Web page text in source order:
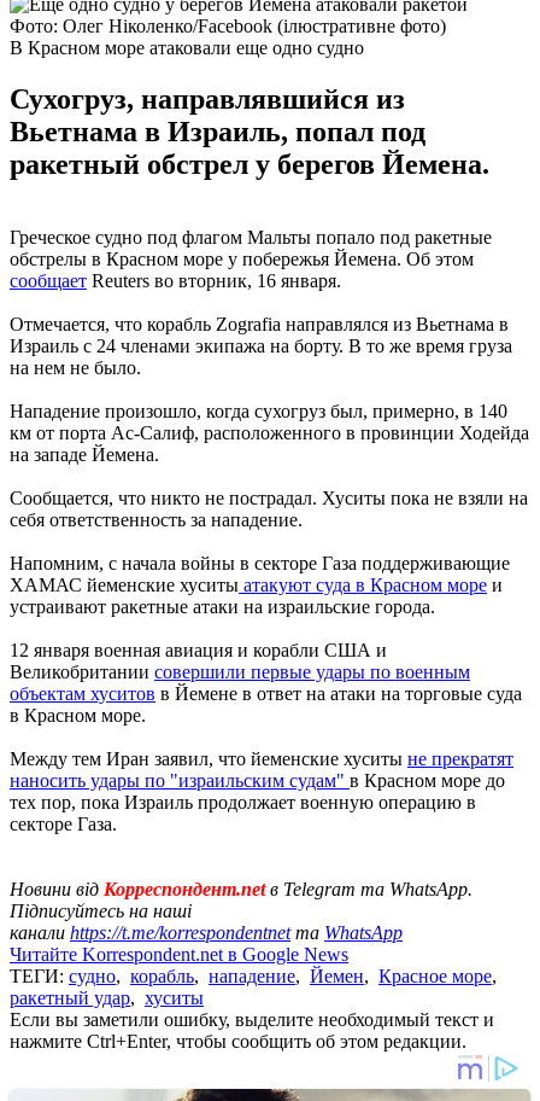
Фото: Олег Ніколенко/Facebook (ілюстративне фото)
В Красном море атаковали еще одно судно
Сухогруз, направлявшийся из
Вьетнама в Израиль, попал под
ракетный обстрел у берегов Йемена.
Греческое судно под флагом Мальты попало под ракетные
обстрелы в Красном море у побережья Йемена. Об этом
сообщает Reuters во вторник, 16 января.
Отмечается, что корабль Zografia направлялся из Вьетнама в
Израиль с 24 членами экипажа на борту. В то же время груза
на нем не было.
Нападение произошло, когда сухогруз был, примерно, в 140
км от порта Ас-Салиф, расположенного в провинции Ходейда
на западе Йемена.
Сообщается, что никто не пострадал. Хуситы пока не взяли на
себя ответственность за нападение.
Напомним, с начала войны в секторе Газа поддерживающие
ХАМАС йеменские хуситы атакуют суда в Красном море и
устраивают ракетные атаки на израильские города.
12 января военная авиация и корабли США и
Великобритании совершили первые удары по военным
объектам хуситов в Йемене в ответ на атаки на торговые суда
в Красном море.
Между тем Иран заявил, что йеменские хуситы не прекратят
наносить удары по "израильским судам" в Красном море до
тех пор, пока Израиль продолжает военную операцию в
секторе Газа.
Новини від Корреспондент.netв Telegram та WhatsApp.
Підписуйтесь на наші
канали https://t.me/korrespondentnetта WhatsApp
Читайте Korrespondent.net в Google News
ТЕГИ: судно, корабль, нападение, Йемен, Красное море,
ракетный удар, хуситы
Если вы заметили ошибку, выделите необходимый текст и
нажмите Ctrl+Enter, чтобы сообщить об этом редакции.